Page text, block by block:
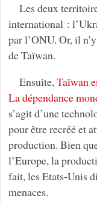
Les deux
international :
par l’ONU. Or, il
de Taïwan.
Ensuite,Taïwan
La dépendance
s’agit d’une
pour être recréé et
production. Bien
l’Europe, la
fait, les Etats-Unis
menaces.